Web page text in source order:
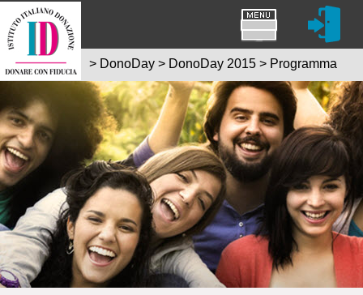
> DonoDay > DonoDay 2015 > Programma